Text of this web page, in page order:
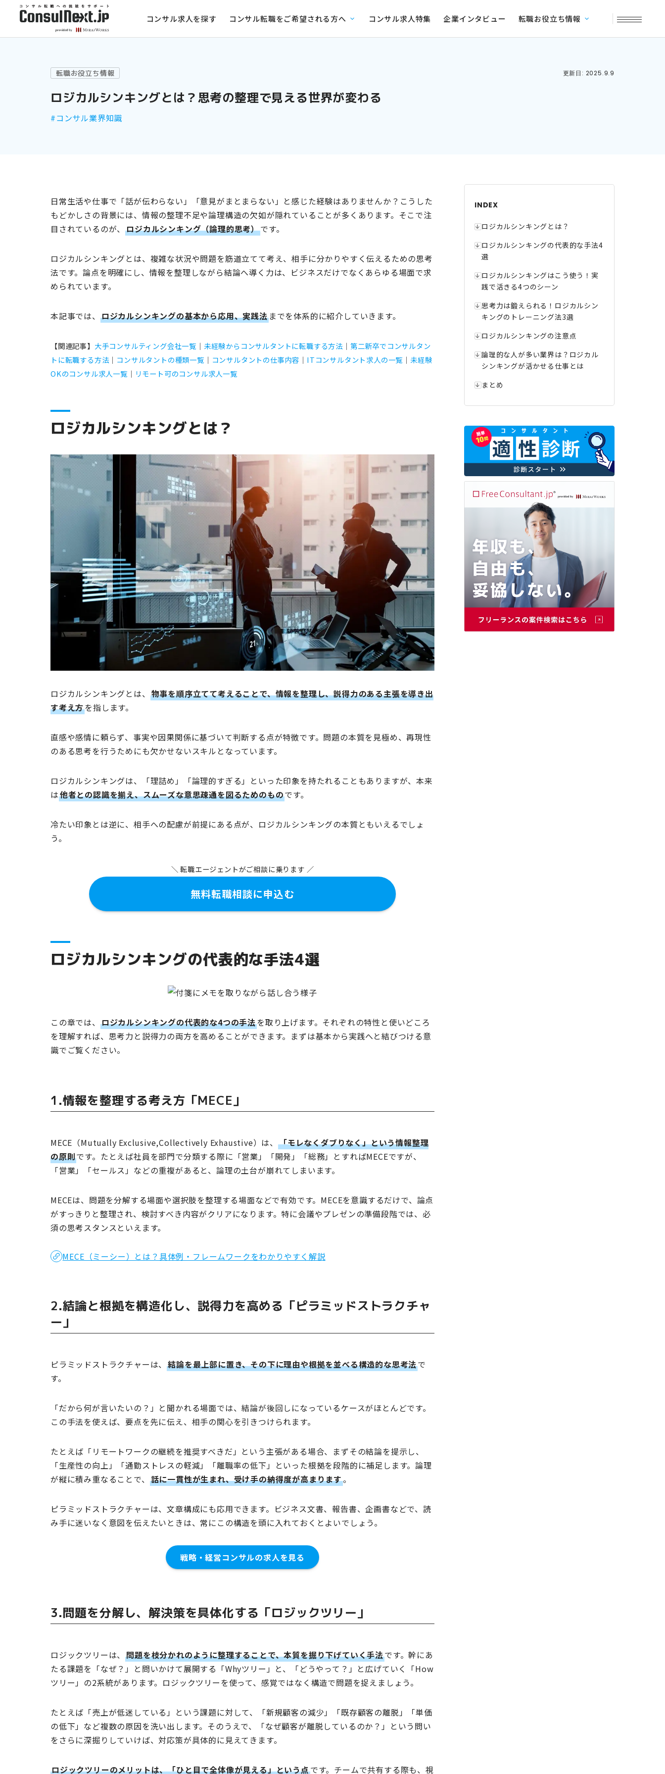
コンサル求人を探す コンサル転職をご希望される方へ コンサル求人特集 企業インタビュー 転職お役立ち情報
転職お役立ち情報 更新日: 2025.9.9
ロジカルシンキングとは？思考の整理で見える世界が変わる
#コンサル業界知識
日常生活や仕事で「話が伝わらない」「意見がまとまらない」と感じた経験はありませんか？こうした
もどかしさの背景には、情報の整理不足や論理構造の欠如が隠れていることが多くあります。そこで注
目されているのが、ロジカルシンキング（論理的思考）です。
ロジカルシンキングとは、複雑な状況や問題を筋道立てて考え、相手に分かりやすく伝えるための思考
法です。論点を明確にし、情報を整理しながら結論へ導く力は、ビジネスだけでなくあらゆる場面で求
められています。
本記事では、 ロジカルシンキングの基本から応用、実践法までを体系的に紹介していきます。
【関連記事】 大手コンサルティング会社一覧 ｜ 未経験からコンサルタントに転職する方法 ｜ 第二新卒でコンサルタン
トに転職する方法｜ コンサルタントの種類一覧 ｜ コンサルタントの仕事内容 ｜ ITコンサルタント求人の一覧 ｜ 未経験
OKのコンサル求人一覧 ｜ リモート可のコンサル求人一覧
ロジカルシンキングとは？
ロジカルシンキングとは、 物事を順序立てて考えることで、情報を整理し、説得力のある主張を導き出
す考え方を指します。
直感や感情に頼らず、事実や因果関係に基づいて判断する点が特徴です。問題の本質を見極め、再現性
のある思考を行うためにも欠かせないスキルとなっています。
ロジカルシンキングは、「理詰め」「論理的すぎる」といった印象を持たれることもありますが、本来
は他者との認識を揃え、スムーズな意思疎通を図るためのものです。
冷たい印象とは逆に、相手への配慮が前提にある点が、ロジカルシンキングの本質ともいえるでしょ
う。
＼ 転職エージェントがご相談に乗ります ／
無料転職相談に申込む
ロジカルシンキングの代表的な手法4選
この章では、 ロジカルシンキングの代表的な4つの手法を取り上げます。それぞれの特性と使いどころ
を理解すれば、思考力と説得力の両方を高めることができます。まずは基本から実践へと結びつける意
識でご覧ください。
1.情報を整理する考え方「MECE」
MECE（Mutually Exclusive,Collectively Exhaustive）は、 「モレなくダブりなく」という情報整理
の原則です。たとえば社員を部門で分類する際に「営業」「開発」「総務」とすればMECEですが、
「営業」「セールス」などの重複があると、論理の土台が崩れてしまいます。
MECEは、問題を分解する場面や選択肢を整理する場面などで有効です。MECEを意識するだけで、論点
がすっきりと整理され、検討すべき内容がクリアになります。特に会議やプレゼンの準備段階では、必
須の思考スタンスといえます。
MECE（ミーシー）とは？具体例・フレームワークをわかりやすく解説
2.結論と根拠を構造化し、説得力を高める「ピラミッドストラクチャ
ー」
ピラミッドストラクチャーは、結論を最上部に置き、その下に理由や根拠を並べる構造的な思考法で
す。
「だから何が言いたいの？」と聞かれる場面では、結論が後回しになっているケースがほとんどです。
この手法を使えば、要点を先に伝え、相手の関心を引きつけられます。
たとえば「リモートワークの継続を推奨すべきだ」という主張がある場合、まずその結論を提示し、
「生産性の向上」「通勤ストレスの軽減」「離職率の低下」といった根拠を段階的に補足します。論理
が縦に積み重なることで、 話に一貫性が生まれ、受け手の納得度が高まります。
ピラミッドストラクチャーは、文章構成にも応用できます。ビジネス文書、報告書、企画書などで、読
み手に迷いなく意図を伝えたいときは、常にこの構造を頭に入れておくとよいでしょう。
戦略・経営コンサルの求人を見る
3.問題を分解し、解決策を具体化する「ロジックツリー」
ロジックツリーは、問題を枝分かれのように整理することで、本質を掘り下げていく手法です。幹にあ
たる課題を「なぜ？」と問いかけて展開する「Whyツリー」と、「どうやって？」と広げていく「How
ツリー」の2系統があります。ロジックツリーを使って、感覚ではなく構造で問題を捉えましょう。
たとえば「売上が低迷している」という課題に対して、「新規顧客の減少」「既存顧客の離脱」「単価
の低下」など複数の原因を洗い出します。そのうえで、「なぜ顧客が離脱しているのか？」という問い
をさらに深掘りしていけば、対応策が具体的に見えてきます。
ロジックツリーのメリットは、「ひと目で全体像が見える」という点です。チームで共有する際も、視
INDEX
ロジカルシンキングとは？
ロジカルシンキングの代表的な手法4
選
ロジカルシンキングはこう使う！実
践で活きる4つのシーン
思考力は鍛えられる！ロジカルシン
キングのトレーニング法3選
ロジカルシンキングの注意点
論理的な人が多い業界は？ロジカル
シンキングが活かせる仕事とは
まとめ